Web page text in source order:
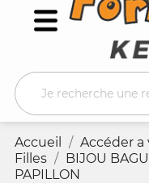
Accueil
Accéder
Filles
BIJOU
PAPILLON